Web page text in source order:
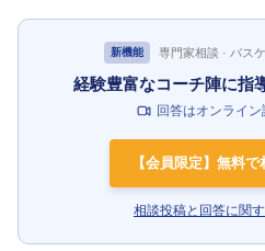
新機能 専門家相談 · バス
経験豊富なコーチ陣に指
回答はオンライン
【会員限定】無料
相談投稿と回答に関